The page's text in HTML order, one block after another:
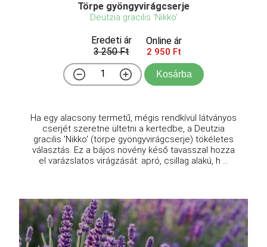
Törpe gyöngyvirágcserje
Deutzia gracilis 'Nikko'
Eredeti ár
3 250 Ft
Online ár
2 950 Ft
Kosárba
Ha egy alacsony termetű, mégis rendkívül látványos
cserjét szeretne ültetni a kertedbe, a Deutzia
gracilis 'Nikko' (törpe gyöngyvirágcserje) tökéletes
választás. Ez a bájos növény késő tavasszal hozza
el varázslatos virágzását: apró, csillag alakú, h ...